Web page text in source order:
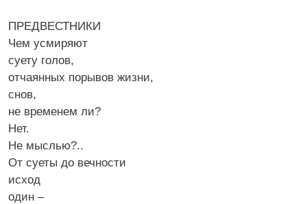
ПРЕДВЕСТНИКИ
Чем усмиряют
суету голов,
отчаянных порывов жизни,
снов,
не временем ли?
Нет.
Не мыслью?..
От суеты до вечности
исход
один –